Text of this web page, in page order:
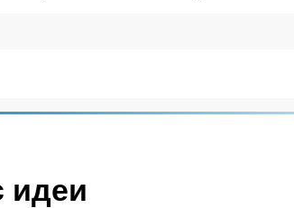
идеи